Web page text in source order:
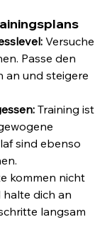
Versuche
Passe den
an und steigere
Training ist
sind ebenso
kommen nicht
dich an
langsam